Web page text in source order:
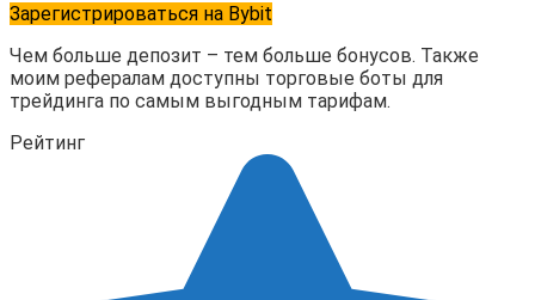
Зарегистрироваться на Bybit
Чем больше депозит – тем больше бонусов. Также
моим рефералам доступны торговые боты для
трейдинга по самым выгодным тарифам.
Рейтинг